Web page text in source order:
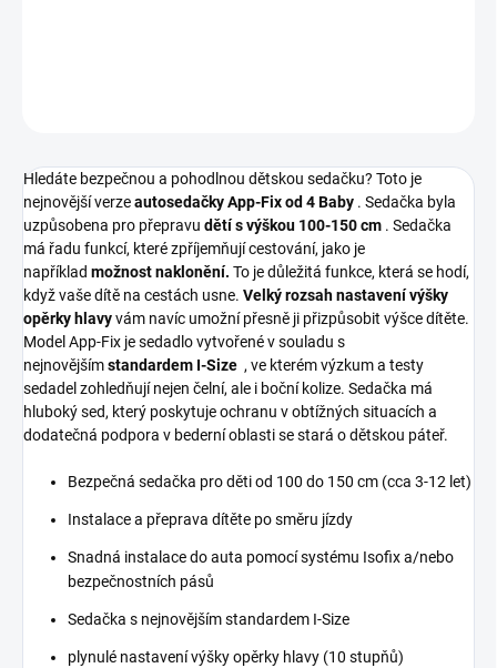
Hledáte bezpečnou a pohodlnou dětskou sedačku? Toto je
nejnovější verzeautosedačky App-Fix od 4 Baby . Sedačka byla
uzpůsobena pro přepravu dětí s výškou 100-150 cm . Sedačka
má řadu funkcí, které zpříjemňují cestování, jako je
například možnost naklonění. To je důležitá funkce, která se hodí,
když vaše dítě na cestách usne. Velký rozsah nastavení výšky
opěrky hlavyvám navíc umožní přesně ji přizpůsobit výšce dítěte.
Model App-Fix je sedadlo vytvořené v souladu s
nejnovějšímstandardem I-Size , ve kterém výzkum a testy
sedadel zohledňují nejen čelní, ale i boční kolize. Sedačka má
hluboký sed, který poskytuje ochranu v obtížných situacích a
dodatečná podpora v bederní oblasti se stará o dětskou páteř.
Bezpečná sedačka pro děti od 100 do 150 cm (cca 3-12 let)
Instalace a přeprava dítěte po směru jízdy
Snadná instalace do auta pomocí systému Isofix a/nebo
bezpečnostních pásů
Sedačka s nejnovějším standardem I-Size
plynulé nastavení výšky opěrky hlavy (10 stupňů)